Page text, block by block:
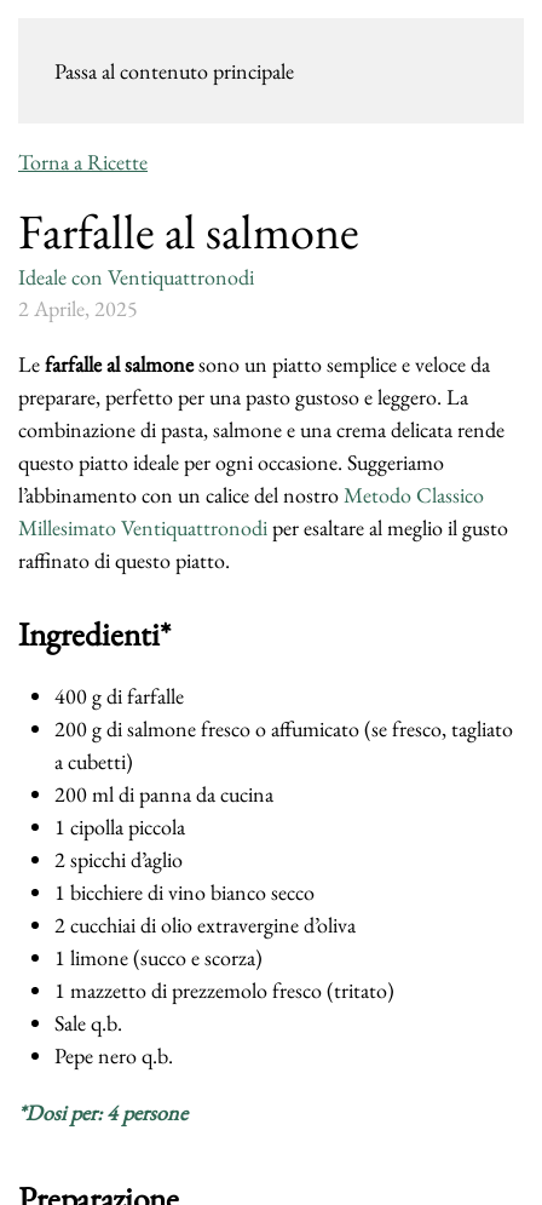
Passa al contenuto principale
Torna a Ricette
Farfalle al salmone
Ideale con Ventiquattronodi
2 Aprile, 2025
Lefarfalle al salmonesono un piatto semplice e veloce da
preparare, perfetto per una pasto gustoso e leggero. La
combinazione di pasta, salmone e una crema delicata rende
questo piatto ideale per ogni occasione. Suggeriamo
l’abbinamento con un calice del nostroMetodo Classico
Millesimato Ventiquattronodiper esaltare al meglio il gusto
raffinato di questo piatto.
Ingredienti*
400 g di farfalle
200 g di salmone fresco o affumicato (se fresco, tagliato
a cubetti)
200 ml di panna da cucina
1 cipolla piccola
2 spicchi d’aglio
1 bicchiere di vino bianco secco
2 cucchiai di olio extravergine d’oliva
1 limone (succo e scorza)
1 mazzetto di prezzemolo fresco (tritato)
Sale q.b.
Pepe nero q.b.
*Dosi per: 4 persone